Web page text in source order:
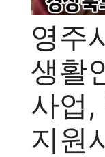
영주
생활
사업,
지원